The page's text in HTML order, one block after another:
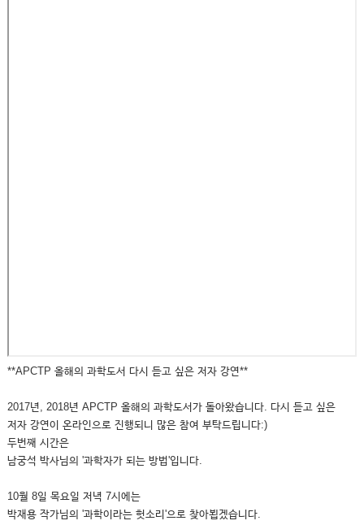
**APCTP 올해의 과학도서 다시 듣고 싶은 저자 강연**
2017년, 2018년 APCTP 올해의 과학도서가 돌아왔습니다. 다시 듣고 싶은
저자 강연이 온라인으로 진행되니 많은 참여 부탁드립니다:)
두번째 시간은
남궁석 박사님의 '과학자가 되는 방법'입니다.
10월 8일 목요일 저녁 7시에는
박재용 작가님의 '과학이라는 헛소리'으로 찾아뵙겠습니다.